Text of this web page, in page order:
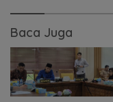
Baca Juga